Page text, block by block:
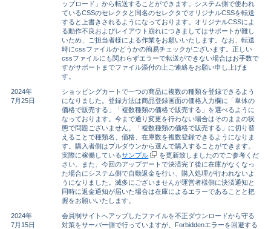
ップロード」から転送することができます。システム側で使われ
ているCSSのセレクタと同名のセレクタでオリジナルCSSを転送
すると上書きされるようになっております。オリジナルCSSによ
る動作不良およびレイアウト崩れにつきましてはサポートが難し
いため、ご担当者様による作業をお願いいたします。なお、転送
時にcssファイルかどうかの簡易チェックがございます。正しい
cssファイルにも関わらずエラーで転送ができない場合はお手数で
すがサポートまでファイル添付の上ご連絡をお願い申し上げま
す。
2024年
7月25日
ショッピングカートで一つの商品に複数の種類を登録できるよう
になりました。登録方法は商品登録画面の価格入力欄に「単体の
価格で販売する」「複数種類の価格で販売する」を選べるように
なっております。今まで通り変更を行わない場合はそのままの状
態で問題ございません。「複数種類の価格で販売する」に切り替
えることで種類名、価格、在庫数を複数登録できるようになりま
す。購入者側はプルダウンから選んで購入することができます。
実際に稼働しているサンプル
を更新致しましたのでご参考くだ
さい。また、今回のアップデートで決済完了後に在庫がなくなっ
た場合にシステム側で自動返金を行い、購入処理が行われないよ
うになりました。滅多にございませんが運営者様側に決済通知と
同時に返金通知が届いた場合は在庫によるエラーであることと把
握をお願いいたします。
2024年
7月15日
会員制サイトへアップしたファイルを不正ダウンロードから守る
対策をサーバー側で行っていますが、Forbiddenエラーを回避する